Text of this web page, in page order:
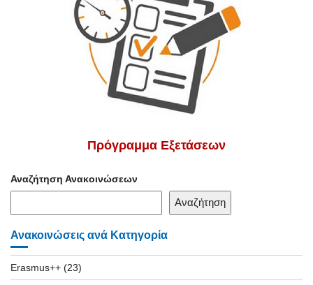
Πρόγραμμα Εξετάσεων
Αναζήτηση Ανακοινώσεων
Αναζήτηση
Ανακοινώσεις ανά Κατηγορία
Erasmus++ (23)